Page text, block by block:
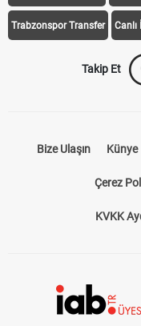
Trabzonspor Transfer Canlı
Takip Et
Bize Ulaşın Künye
Çerez
KVKK